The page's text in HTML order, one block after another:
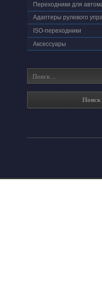
Переходники для
Адаптеры рулевого
ISO-переходники
Аксессуары